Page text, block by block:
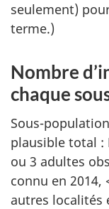
seulement)
terme.)
Nombre
chaque
Sous-
plausible total :
ou 3 adultes
connu en 2014,
autres localités